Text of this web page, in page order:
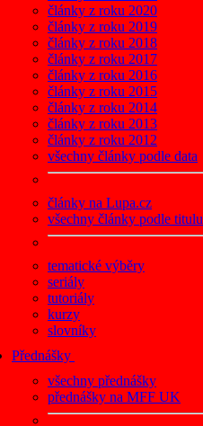
články z roku 2020
články z roku 2019
články z roku 2018
články z roku 2017
články z roku 2016
články z roku 2015
články z roku 2014
články z roku 2013
články z roku 2012
všechny články podle data
články na Lupa.cz
všechny články podle titulu
tematické výběry
seriály
tutoriály
kurzy
slovníky
Přednášky
všechny přednášky
přednášky na MFF UK